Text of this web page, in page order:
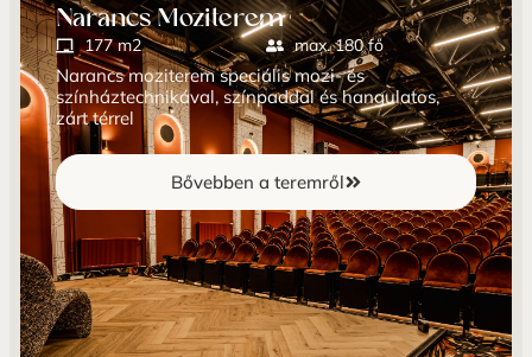
Narancs Moziterem
177 m2 max. 180 fő
Narancs moziterem speciális mozi- és
színháztechnikával, színpaddal és hangulatos,
zárt térrel
Bővebben a teremről